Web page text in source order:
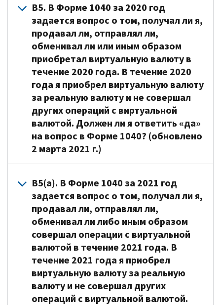
валюты
(реальной
валюты),
которое
функционирует
как
расчетная
единица,
средство
сохранения
стоимости
и
средство
расчетов.
Некоторые
виртуальные
валюты
являются
конвертируемыми,
что
означает,
что
они
имеют
эквивалентную
Это
означает,
что
к
операциям
с
виртуальной
валютой
применяются
общие
налоговые
правила,
действующие
для
операций
с
имуществом.
Более
подробную
информацию
о
налогообложении
виртуальной
валюты
см.
использующий
криптографию
для
обеспечения
безопасности
транзакций,
которые
цифровом
виде
записываются
в
распределенный
реестр,
в
блокчейн.
Транзакция
с
криптовалютой,
которая
записывается
в
распределенный
Да.
При
продаже
виртуальной
валюты
вы
должны
учитывать
прибыль
или
убыток
от
продажи,
с
учетом
ограничений
на
вычет
капитальных
убытков.
Более
подробную
информацию
о
капитальных
В5. В Форме 1040 за 2020 год
задается вопрос о том, получал ли я,
продавал ли, отправлял ли,
обменивал ли или иным образом
приобретал виртуальную валюту в
течение 2020 года. В течение 2020
года я приобрел виртуальную валюту
за реальную валюту и не совершал
других операций с виртуальной
валютой. Должен ли я ответить «да»
на вопрос в Форме 1040? (обновлено
2 марта 2021 г.)
Нет.
Если
единственными
вашими
операциями
с
виртуальной
валютой
В5(a). В Форме 1040 за 2021 год
задается вопрос о том, получал ли я,
продавал ли, отправлял ли,
обменивал ли либо иным образом
совершал операции с виртуальной
валютой в течение 2021 года. В
течение 2021 года я приобрел
виртуальную валюту за реальную
валюту и не совершал других
операций с виртуальной валютой.